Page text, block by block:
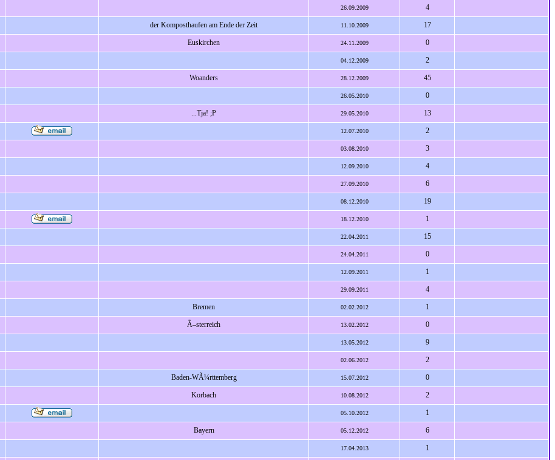
26.09.2009 4
der Komposthaufen am Ende der Zeit 11.10.2009 17
Euskirchen 24.11.2009 0
04.12.2009 2
Woanders 28.12.2009 45
26.05.2010 0
...Tja! ;P 29.05.2010 13
12.07.2010 2
03.08.2010 3
12.09.2010 4
27.09.2010 6
08.12.2010 19
18.12.2010 1
22.04.2011 15
24.04.2011 0
12.09.2011 1
29.09.2011 4
Bremen 02.02.2012 1
Ã–sterreich 13.02.2012 0
13.05.2012 9
02.06.2012 2
Baden-WÃ¼rttemberg 15.07.2012 0
Korbach 10.08.2012 2
05.10.2012 1
Bayern 05.12.2012 6
17.04.2013 1